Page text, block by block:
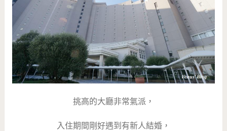
挑高的大廳非常氣派，
入住期間剛好遇到有新人結婚，